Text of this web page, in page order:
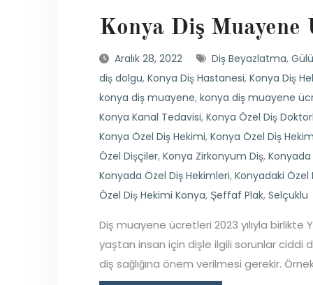
Konya Diş
Aralık 28, 2022 Diş Beyazlatma,
diş dolgu, Konya Diş Hastanesi, Konya Diş
konya diş muayene, konya diş muayene
Konya Kanal Tedavisi, Konya Özel Diş
Konya Özel Diş Hekimi, Konya Özel Diş
Özel Dişçiler, Konya Zirkonyum Diş, Konyada
Konyada Özel Diş Hekimleri, Konyadaki Özel
Özel Diş Hekimi Konya, Şeffaf Plak, Selçuklu
Diş muayene ücretleri 2023 yılıyla
yaştan insan için dişle ilgili sorunlar ciddi
diş sağlığına önem verilmesi gerekir.